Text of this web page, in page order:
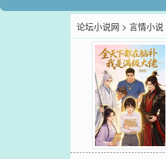
论坛小说网 >言情小说